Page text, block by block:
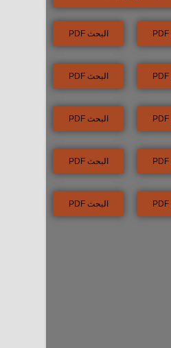
البحث PDF
البحث PDF
البحث PDF
البحث PDF
البحث PDF